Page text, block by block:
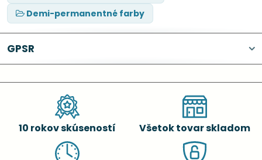
Demi-permanentné farby
GPSR
10 rokov skúseností Všetok tovar skladom